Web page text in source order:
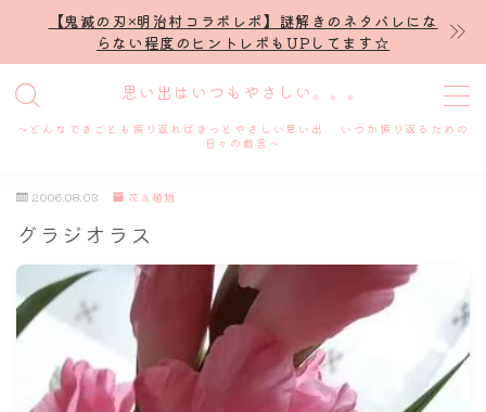
【鬼滅の刃×明治村コラボレポ】謎解きのネタバレにな
らない程度のヒントレポもUPしてます☆
思い出はいつもやさしい。。。
～どんなできごとも振り返ればきっとやさしい思い出 いつか振り返るための
日々の戯言～
MENU
プロフィール
謎解き
ホテル滞在記
舞台・ライブ
2006.08.03 花＆植物
グラジオラス